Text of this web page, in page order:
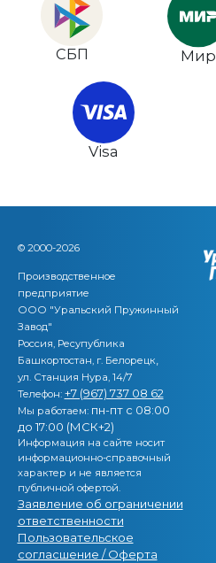
СБП Мир
Visa
© 2000-2026
Производственное
предприятие
ООО "Уральский Пружинный
Завод"
Россия, Ресупублика
Башкортостан, г. Белорецк,
ул. Станция Нура, 14/7
Телефон: +7 (967) 737 08 62
Мы работаем: пн-пт с 08:00
до 17:00 (МСК+2)
Информация на сайте носит
информационно-справочный
характер и не является
публичной офертой.
Заявление об ограничении
ответственности
Пользовательское
согласшение / Оферта